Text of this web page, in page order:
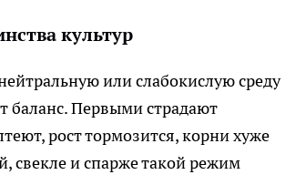
культур
или слабокислую среду
баланс. Первыми страдают
рост тормозится, корни хуже
свекле и спарже такой режим